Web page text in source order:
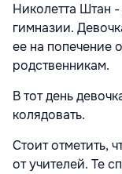
Николетта Штан
гимназии.
ее на попечение
родственникам.
В тот день
колядовать.
Стоит отметить,
от учителей. Те